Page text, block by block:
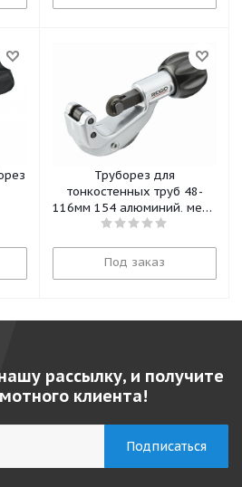
Труборез для
тонкостенных труб 48-
116мм 154 алюминий, медь
31652 Ridgid
Под заказ
рассылку, и получите
клиента!